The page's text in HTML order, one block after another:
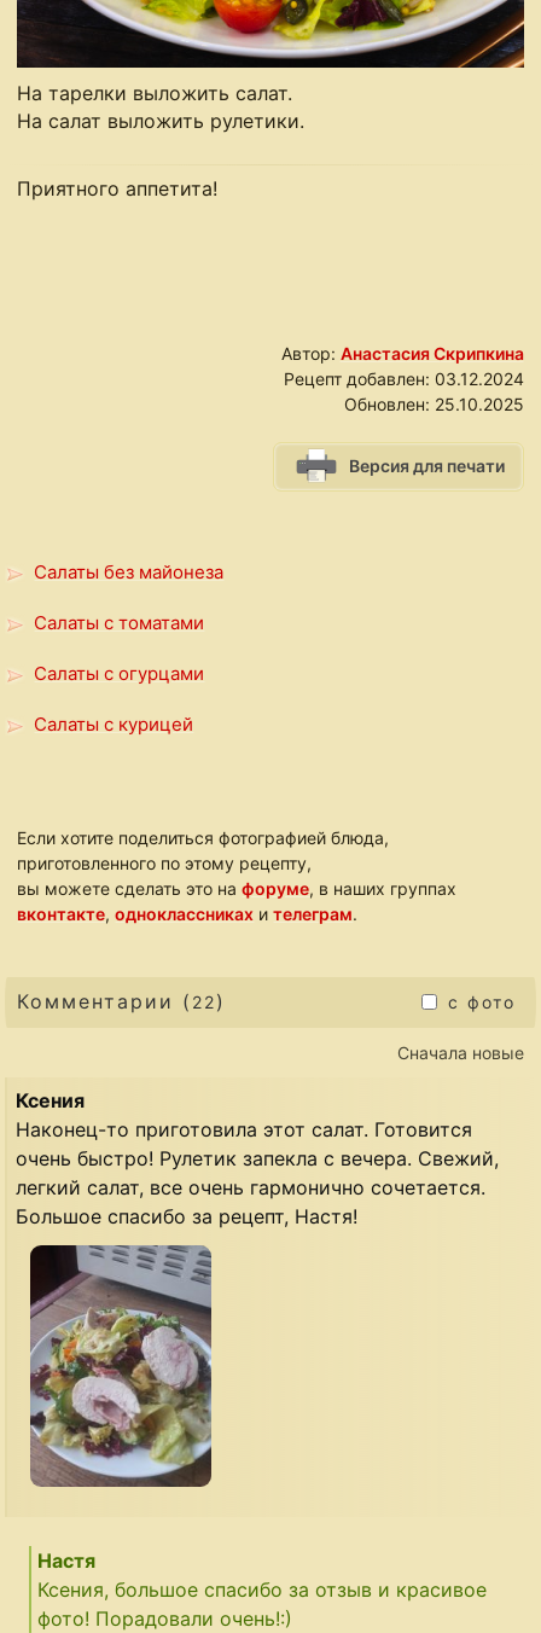
На тарелки выложить салат.
На салат выложить рулетики.
Приятного аппетита!
Автор: Анастасия Скрипкина
Рецепт добавлен: 03.12.2024
Обновлен: 25.10.2025
Версия для печати
Салаты без майонеза
Салаты с томатами
Салаты с огурцами
Салаты с курицей
Если хотите поделиться фотографией блюда,
приготовленного по этому рецепту,
вы можете сделать это нафоруме, в наших группах
вконтакте,одноклассниках ителеграм.
Комментарии ( 22) с фото
Сначала новые
Ксения
Наконец-то приготовила этот салат. Готовится
очень быстро! Рулетик запекла с вечера. Свежий,
легкий салат, все очень гармонично сочетается.
Большое спасибо за рецепт, Настя!
Настя
Ксения, большое спасибо за отзыв и красивое
фото! Порадовали очень!:)